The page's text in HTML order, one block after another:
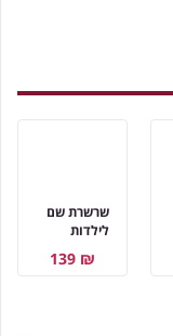
שרשרת שם
לילדות
₪ 139